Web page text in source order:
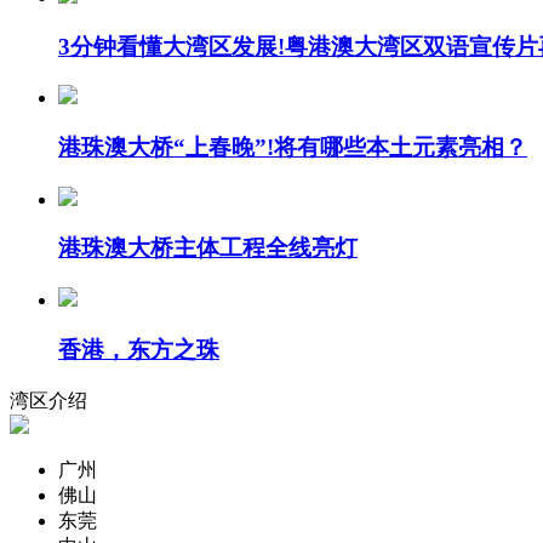
3分钟看懂大湾区发展!粤港澳大湾区双语宣传
港珠澳大桥“上春晚”!将有哪些本土元素亮相？
港珠澳大桥主体工程全线亮灯
香港，东方之珠
湾区介绍
广州
佛山
东莞